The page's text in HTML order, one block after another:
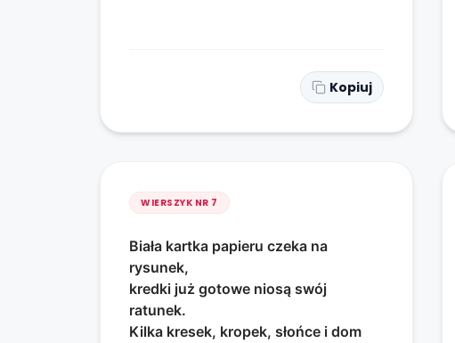
Kopiuj
WIERSZYK NR 7
Biała kartka papieru czeka na
rysunek,
kredki już gotowe niosą swój
ratunek.
Kilka kresek, kropek, słońce i dom